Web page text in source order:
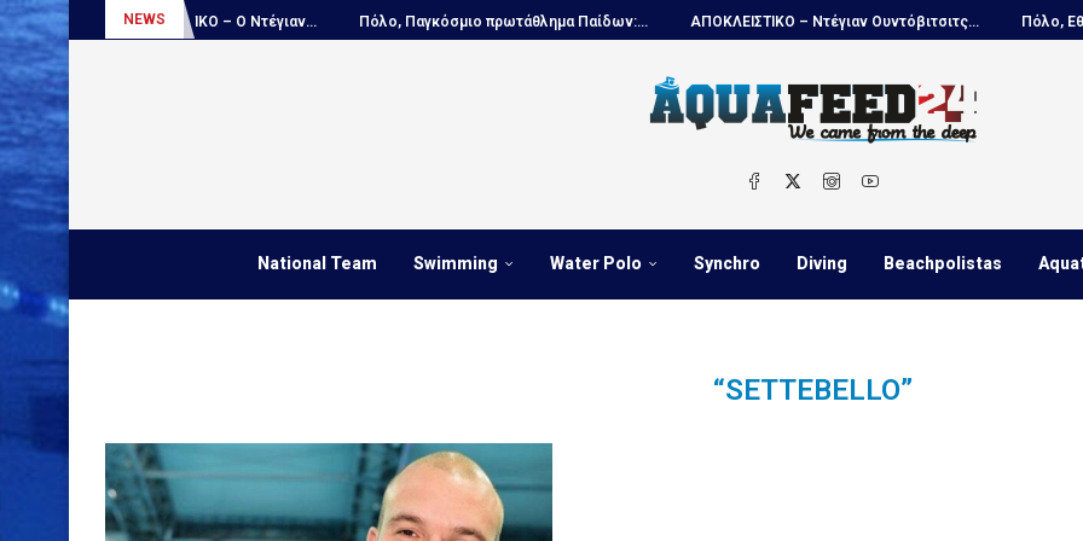
NEWS
ΑΠΟΚΛΕΙΣΤΙΚΟ – Ο Ντέγιαν... Πόλο, Παγκόσμιο πρωτάθλημα Παίδων:... ΑΠΟΚΛΕΙΣΤΙΚΟ – Ντέγιαν Ουντόβιτσιτς... Πόλο,
National Team Swimming Water Polo Synchro Diving Beachpolistas
“SETTEBELLO”